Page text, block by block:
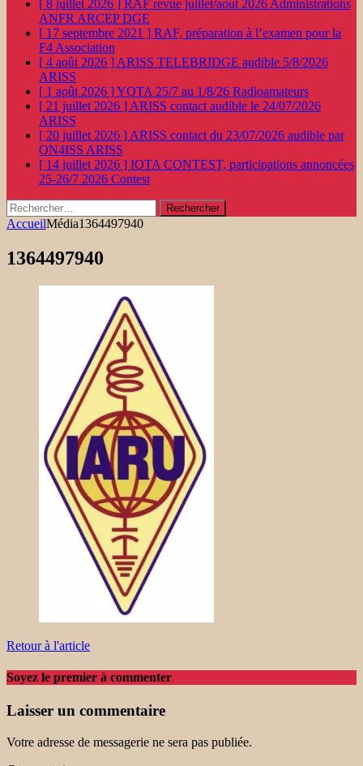
[ 8 juillet 2026 ] RAF revue juillet/aout 2026 Administrations
ANFR ARCEP DGE
[ 17 septembre 2021 ] RAF, préparation à l’examen pour la
F4 Association
[ 4 août 2026 ] ARISS TELEBRIDGE audible 5/8/2026
ARISS
[ 1 août 2026 ]YOTA 25/7 au 1/8/26 Radioamateurs
[ 21 juillet 2026 ] ARISS contact audible le 24/07/2026
ARISS
[ 20 juillet 2026 ] ARISS contact du 23/07/2026 audible par
ON4ISS ARISS
[ 14 juillet 2026 ] IOTA CONTEST, participations annoncées
25-26/7 2026 Contest
Rechercher :
AccueilMédia1364497940
1364497940
Retour à l'article
Soyez le premier à commenter
Laisser un commentaire
Votre adresse de messagerie ne sera pas publiée.